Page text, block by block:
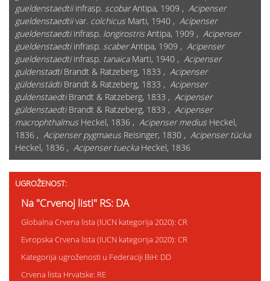
gueldenstaedtiiinfrasp. scobarAntipa, 1909 , Acipenser
gueldenstaedtiivar. colchicus Marti, 1940 , Acipenser
gueldenstaedtiinfrasp. longirostris Antipa, 1909 , Acipenser
gueldenstaedtiinfrasp. scaberAntipa, 1909 , Acipenser
gueldenstaedtiinfrasp. tanaicaMarti, 1940 , Acipenser
guldenstadtiBrandt & Ratzeberg, 1833 , Acipenser
güldenstädtiBrandt & Ratzeberg, 1833 , Acipenser
guldenstaedtiBrandt & Ratzeberg, 1833 , Acipenser
güldenstaedtiBrandt & Ratzeberg, 1833 , Acipenser
macrophthalmus Heckel, 1836 , Acipenser medius Heckel,
1836 , Acipenser pygmaeus Reisinger, 1830 , Acipenser tücka
Heckel, 1836 , Acipenser tuecka Heckel, 1836
UGROŽENOST:
Na "Crvenoj listi" RS: DA
Globalna Crvena lista (IUCN kategorija 2020): CR
Evropska Crvena lista (IUCN kategorija 2020): CR
Kategorija ugroženosti u Federaciji BiH: DD
Crvena lista Hrvatske: RE